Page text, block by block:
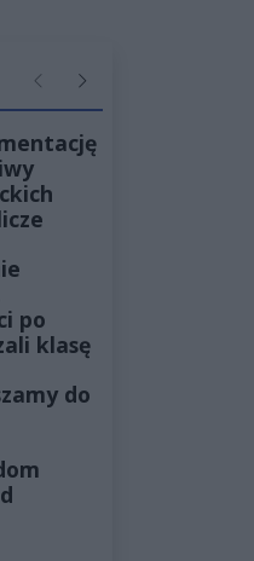
PoprzednieNastępne
po
klasę
do